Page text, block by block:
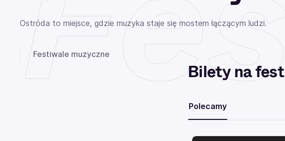
Ostróda to miejsce, gdzie muzyka staje się mostem łączącym ludzi.
Festiwale muzyczne
Bilety na
Polecamy